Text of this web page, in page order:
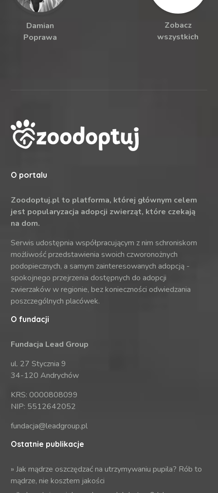
Damian
Poprawa
Zobacz
wszystkich
O portalu
Zoodoptuj.pl to platforma, której głównym celem
jest popularyzacja adopcji zwierząt, które czekają
na dom.
Serwis udostępnia współpracującym z nim schroniskom
możliwość przedstawienia swoich czworonożnych
podopiecznych, a samym zainteresowanych adopcją -
spokojnego przejrzenia dostępnych do adopcji
zwierzaków w regionie, bez konieczności odwiedzania
poszczególnych placówek.
O fundacji
Fundacja Lead Group
ul. 27 Stycznia 9
34-120 Andrychów
KRS: 0000808099
NIP: 5512642052
fundacja@leadgroup.pl
Ostatnie publikacje
»Jak mądrze oszczędzać na utrzymywaniu pupila? Rób to
mądrze, nie kosztem jakości